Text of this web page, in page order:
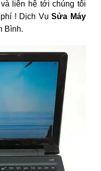
liên hệ tới chúng tôi
! Dịch VụSửa Máy
Bình.